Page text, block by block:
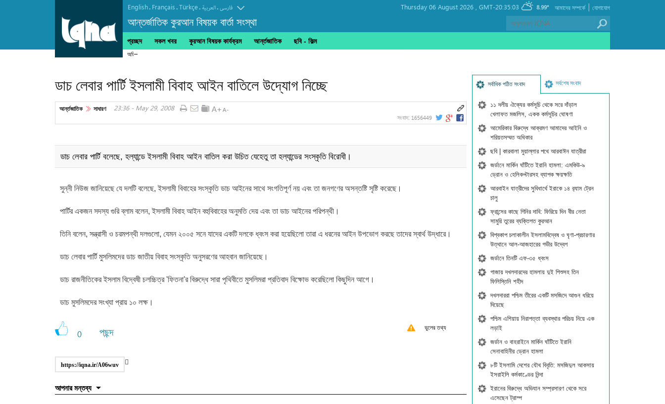
English. Français.Türkçe. العربیة.فارسی
আন্তর্জাতিক কুরআন বিষয়ক বার্তা সংস্থা
Thursday 06 August 2026 , GMT-20:35:03 8.99° যোগাযোগ
|
আমাদের সম্পর্কে
প্রচ্ছদ সকল খবর কুরআন বিষয়ক কার্যক্রম আর্ন্তজাতিক ছবি‎ - ফিল্ম
অডিও | আবজার আল-হালওয়াজির কণ্ঠে "দোয়া তাওয়াস্সুল"
ডাচ লেবার পার্টি ইসলামী বিবাহ আইন বাতিলে উদ্যোগ নিচ্ছে
আর্ন্তজাতিক সাধারণ 23:36 - May 29, 2008
সংবাদ: 1656449
ডাচ লেবার পার্টি বলেছে, হল্যান্ডে ইসলামী বিবাহ আইন বাতিল করা উচিত যেহেতু তা হল্যান্ডের সংস্কৃতি বিরোধী।
সুন্নী নিউজ জানিয়েছে যে দলটি বলেছে, ইসলামী বিবাহের সংস্কৃতি ডাচ আইনের সাথে সংগতিপূর্ণ নয় এবং তা জনগণের অসন্তষ্টি সৃষ্টি করেছে।
পার্টির একজন সদস্য গুরি ব্লাম বলেন, ইসলামী বিবাহ আইন বহুবিবাহের অনুমতি দেয় এবং তা ডাচ আইনের পরিপন্থী।
তিনি বলেন, সন্ত্রাসী ও চরমপন্থী দলগুলো, যেমন ২০০৫ সনে যাদের একটি দলকে ধ্বংস করা হয়েছিলো তারা এ ধরনের আইন উপভোগ করছে তাদের স্বার্থ উদ্ধারে।
ডাচ লেবার পার্টি মুসলিমদের ডাচ জাতীয় বিবাহ সংস্কৃতি অনুসরণের আহবান জানিয়েছে।
ডাচ রাজনীতিকের ইসলাম বিদ্বেষী চলচ্চিত্র 'ফিতনা'র বিরুদ্ধে সারা পৃথিবীতে মুসলিমরা প্রতিবাদ বিক্ষোভ করেছিলো কিছুদিন আগে।
ডাচ মুসলিমদের সংখ্যা প্রায় ১০ লক্ষ।
0 পছন্দ ভুলের তথ্য
https://iqna.ir/A06wuv
আপনার মন্তব্য
সর্বাধিক পঠিত সংবাদ সর্বশেষ সংবাদ
১১ দলীয় ঐক্যের কর্মসূচি থেকে সরে দাঁড়াল
খেলাফত মজলিস, একক কর্মসূচির ঘোষণা
আমেরিকার বিরুদ্ধে আক্রমণ আমাদের আইনি ও
শরিয়তসম্মত অধিকার
ছবি | কারবালা মুয়াল্লার পথে আরবাঈন যাত্রীরা
জর্ডানে মার্কিন ঘাঁটিতে ইরানি হামলা: এমকিউ-৯
ড্রোন ও হেলিকপ্টারসহ ব্যাপক ক্ষয়ক্ষতি
আরবাইন যাত্রীদের সুবিধার্থে ইরাকে ১৪ র‍্যাম ট্রেন
চালু
ফ্রান্সের কাছে গিনির দাবি: ফিরিয়ে দিন বীর নেতা
সামুরি তুরের ব্যক্তিগত কুরআন
বিশ্বকাপ চলাকালীন ইসলামবিদ্বেষ ও ঘৃণা-প্রচারণার
উত্থানে আল-আজহারের গভীর উদ্বেগ
জর্ডানে তিনটি এফ-৩৫ ধ্বংস
গাজায় দখলদারদের হামলায় দুই শিশুসহ তিন
ফিলিস্তিনি শহীদ
দখলদাররা পশ্চিম তীরের একটি মসজিদে আগুন ধরিয়ে
দিয়েছে
পশ্চিম এশিয়ায় নিরাপত্তা ব্যবস্থার পরিচয় নিয়ে এক
লড়াই
জর্ডান ও বাহরাইনে মার্কিন ঘাঁটিতে ইরানি
সেনাবাহিনীর ড্রোন হামলা
৮টি ইসলামি দেশের যৌথ বিবৃতি: মসজিদুল আকসায়
ইসরাইলি কর্মকাণ্ডের নিন্দা
ইরানের বিরুদ্ধে অভিযান সম্প্রসারণ থেকে সরে
এসেছেন ট্রাম্প